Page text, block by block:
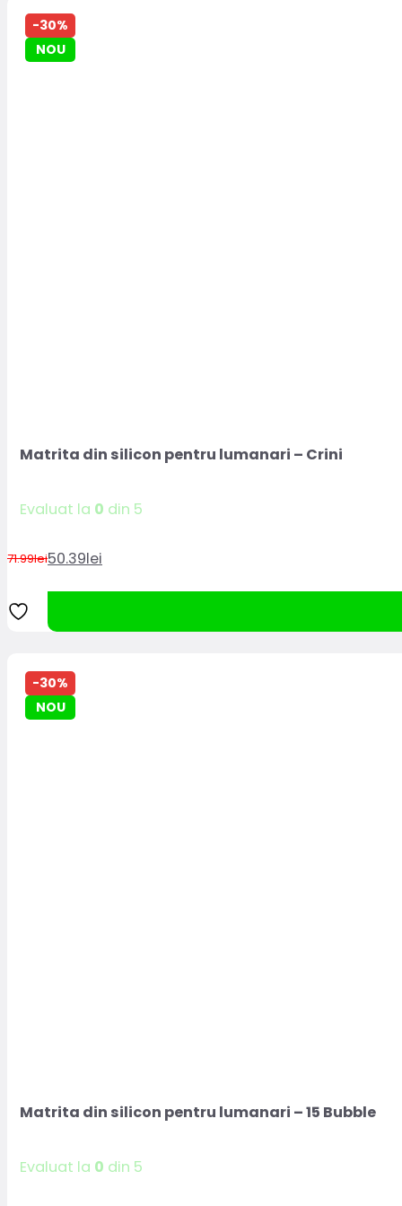
-30%
NOU
Matrita din silicon pentru lumanari – Crini
Evaluat la 0 din 5
71.99lei
Prețul
a
50.39lei
Prețul
curent
este:
50.39lei.
-30%
NOU
Matrita din silicon pentru lumanari – 15 Bubble
Evaluat la 0 din 5